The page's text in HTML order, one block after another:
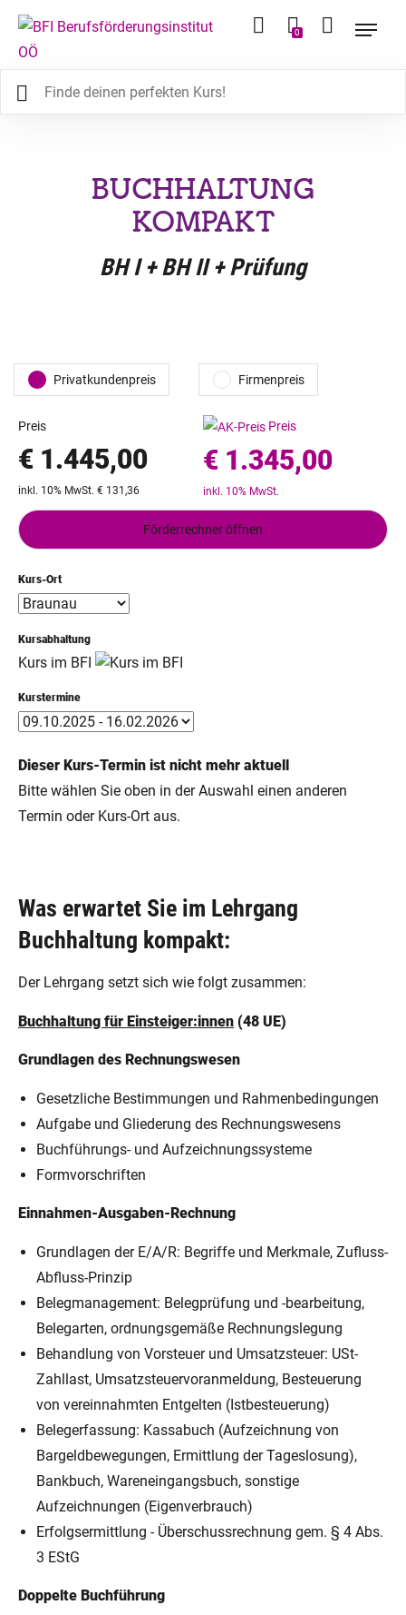
0
BUCHHALTUNG
KOMPAKT
BH I + BH II + Prüfung
Was erwartet Sie im Lehrgang
Buchhaltung kompakt:
Der Lehrgang setzt sich wie folgt zusammen:
Buchhaltung für Einsteiger:innen (48 UE)
Grundlagen des Rechnungswesen
Gesetzliche Bestimmungen und Rahmenbedingungen
Aufgabe und Gliederung des Rechnungswesens
Buchführungs- und Aufzeichnungssysteme
Formvorschriften
Einnahmen-Ausgaben-Rechnung
Grundlagen der E/A/R: Begriffe und Merkmale, Zufluss-
Abfluss-Prinzip
Belegmanagement: Belegprüfung und -bearbeitung,
Belegarten, ordnungsgemäße Rechnungslegung
Behandlung von Vorsteuer und Umsatzsteuer: USt-
Zahllast, Umsatzsteuervoranmeldung, Besteuerung
von vereinnahmten Entgelten (Istbesteuerung)
Belegerfassung: Kassabuch (Aufzeichnung von
Bargeldbewegungen, Ermittlung der Tageslosung),
Bankbuch, Wareneingangsbuch, sonstige
Aufzeichnungen (Eigenverbrauch)
Erfolgsermittlung - Überschussrechnung gem. § 4 Abs.
3 EStG
Doppelte Buchführung
Kurs-Ort
Kursabhaltung
Kurs im BFI
Kurstermine
Privatkundenpreis Firmenpreis
Preis
€ 1.445,00
inkl. 10% MwSt. € 131,36
Preis
€ 1.345,00
inkl. 10% MwSt.
Förderrechner öffnen
Dieser Kurs-Termin ist nicht mehr aktuell
Bitte wählen Sie oben in der Auswahl einen anderen
Termin oder Kurs-Ort aus.